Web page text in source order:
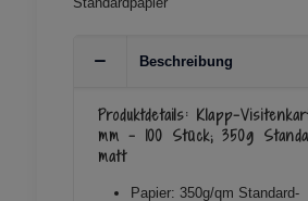
Beschreibung
Produktdetails: Klapp-
mm – 100 Stück; 350g
matt
Papier: 350g/qm Standard-